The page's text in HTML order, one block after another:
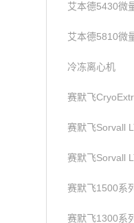
艾本德5430微
艾本德5810微
冷冻离心机
赛默飞
赛默飞Sorvall
赛默飞Sorvall
赛默飞1500系
赛默飞1300系